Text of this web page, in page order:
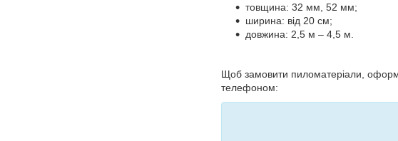
товщина: 32 мм, 52 мм;
ширина: від 20 см;
довжина: 2,5 м – 4,5 м.
Щоб замовити пиломатеріали,
телефоном: